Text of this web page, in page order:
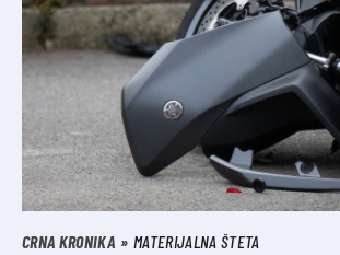
CRNA KRONIKA MATERIJALNA ŠTETA